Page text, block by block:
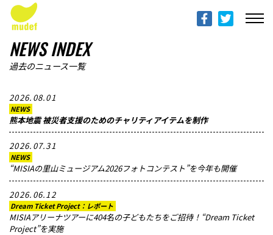
ABOUT mudef（Rhythmedia Foundation）
PROJECTS & ACTITIVIES
プロジェクト
DONATION
寄付のご案内
PROGRESS REPORTS
NEWS INDEX
過去のニュース一覧
2026.08.01
NEWS
熊本地震 被災者支援のためのチャリティアイテムを制作
2026.07.31
NEWS
“MISIAの里山ミュージアム2026フォトコンテスト”を今年も開催
2026.06.12
Dream Ticket Project：レポート
MISIAアリーナツアーに404名の子どもたちをご招待！“Dream Ticket
Project”を実施